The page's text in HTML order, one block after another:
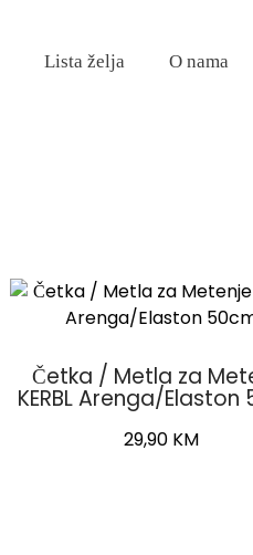
Lista želja O nama
Četka / Metla za
KERBL Arenga/Elaston
29,90 KM